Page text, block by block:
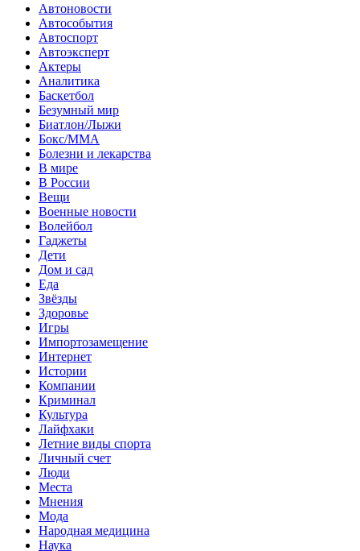
Автоновости
Автособытия
Автоспорт
Автоэксперт
Актеры
Аналитика
Баскетбол
Безумный мир
Биатлон/Лыжи
Бокс/MMA
Болезни и лекарства
В мире
В России
Вещи
Военные новости
Волейбол
Гаджеты
Дети
Дом и сад
Еда
Звёзды
Здоровье
Игры
Импортозамещение
Интернет
Истории
Компании
Криминал
Культура
Лайфхаки
Летние виды спорта
Личный счет
Люди
Места
Мнения
Мода
Народная медицина
Наука